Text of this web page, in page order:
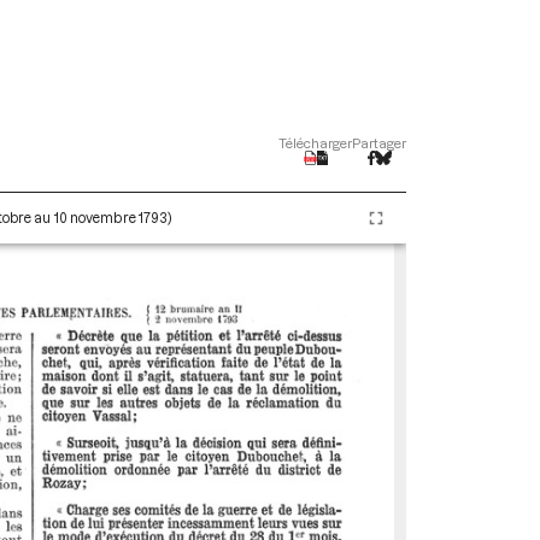
TéléchargerPartager
au 10 novembre 1793)